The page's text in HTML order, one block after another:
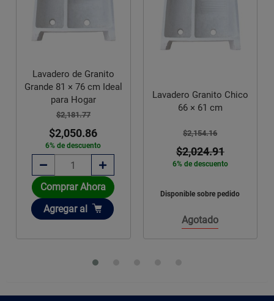
Lavadero de Granito
Grande 81 × 76 cm Ideal
para Hogar
$2,181.77
$2,050.86
6% de descuento
Comprar Ahora
Añadir
Agregar al
Lavadero Granito Chico
66 × 61 cm
$2,154.16
$2,024.91
6% de descuento
Disponible sobre pedido
Agotado